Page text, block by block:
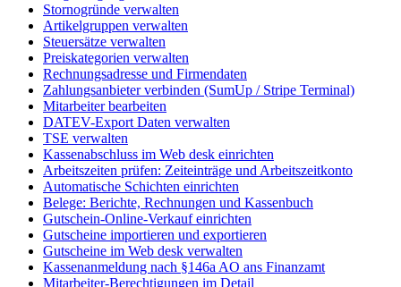
Stornogründe verwalten
Artikelgruppen verwalten
Steuersätze verwalten
Preiskategorien verwalten
Rechnungsadresse und Firmendaten
Zahlungsanbieter verbinden (SumUp / Stripe Terminal)
Mitarbeiter bearbeiten
DATEV-Export Daten verwalten
TSE verwalten
Kassenabschluss im Web desk einrichten
Arbeitszeiten prüfen: Zeiteinträge und Arbeitszeitkonto
Automatische Schichten einrichten
Belege: Berichte, Rechnungen und Kassenbuch
Gutschein-Online-Verkauf einrichten
Gutscheine importieren und exportieren
Gutscheine im Web desk verwalten
Kassenanmeldung nach §146a AO ans Finanzamt
Mitarbeiter-Berechtigungen im Detail